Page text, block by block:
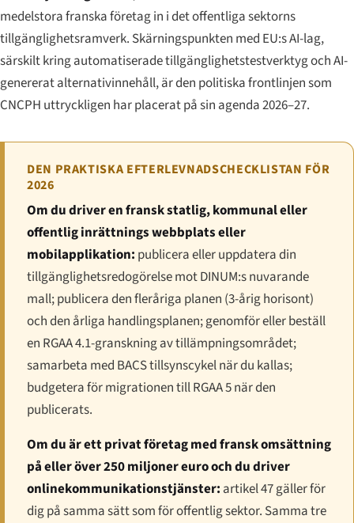
medelstora franska företag in i det offentliga sektorns
tillgänglighetsramverk. Skärningspunkten med EU:s AI-lag,
särskilt kring automatiserade tillgänglighetstestverktyg och AI-
genererat alternativinnehåll, är den politiska frontlinjen som
CNCPH uttryckligen har placerat på sin agenda 2026–27.
DEN PRAKTISKA EFTERLEVNADSCHECKLISTAN FÖR
2026
Om du driver en fransk statlig, kommunal eller
offentlig inrättnings webbplats eller
mobilapplikation: publicera eller uppdatera din
tillgänglighetsredogörelse mot DINUM:s nuvarande
mall; publicera den fleråriga planen (3-årig horisont)
och den årliga handlingsplanen; genomför eller beställ
en RGAA 4.1-granskning av tillämpningsområdet;
samarbeta med BACS tillsynscykel när du kallas;
budgetera för migrationen till RGAA 5 när den
publicerats.
Om du är ett privat företag med fransk omsättning
på eller över 250 miljoner euro och du driver
onlinekommunikationstjänster: artikel 47 gäller för
dig på samma sätt som för offentlig sektor. Samma tre